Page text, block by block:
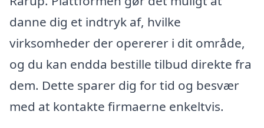
danne dig et indtryk af, hvilke
virksomheder der opererer i dit område,
og du kan endda bestille tilbud direkte fra
dem. Dette sparer dig for tid og besvær
med at kontakte firmaerne enkeltvis.